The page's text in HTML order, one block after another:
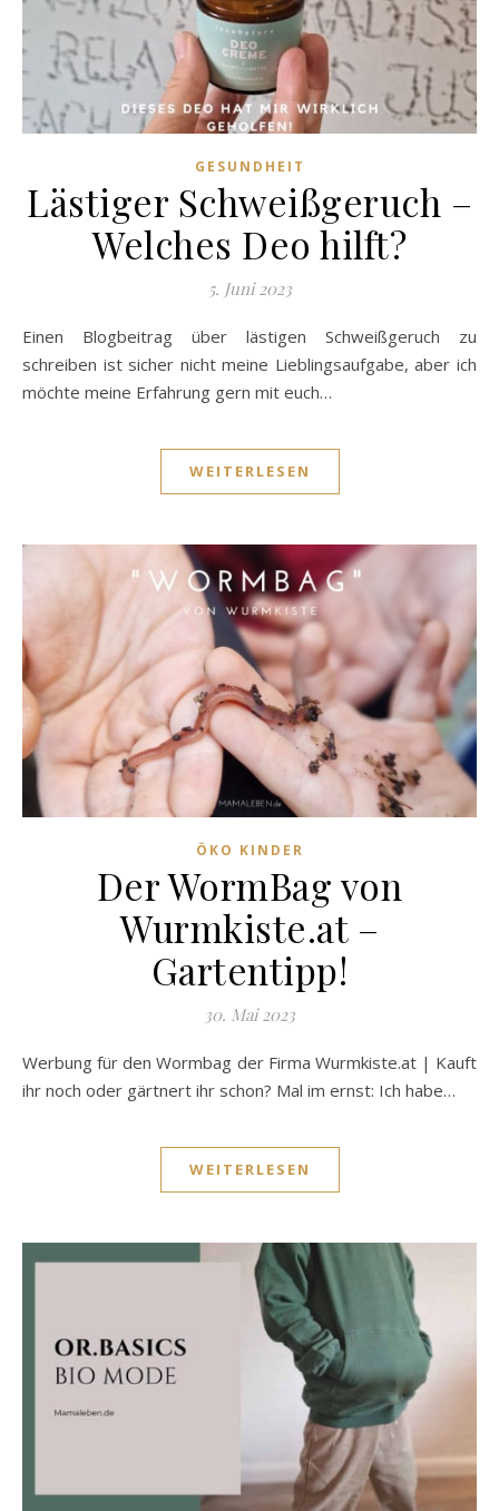
GESUNDHEIT
Lästiger Schweißgeruch –
Welches Deo hilft?
5. Juni 2023
Einen Blogbeitrag über lästigen Schweißgeruch zu
schreiben ist sicher nicht meine Lieblingsaufgabe, aber ich
möchte meine Erfahrung gern mit euch…
WEITERLESEN
ÖKO KINDER
Der WormBag von
Wurmkiste.at –
Gartentipp!
30. Mai 2023
Werbung für den Wormbag der Firma Wurmkiste.at | Kauft
ihr noch oder gärtnert ihr schon? Mal im ernst: Ich habe…
WEITERLESEN